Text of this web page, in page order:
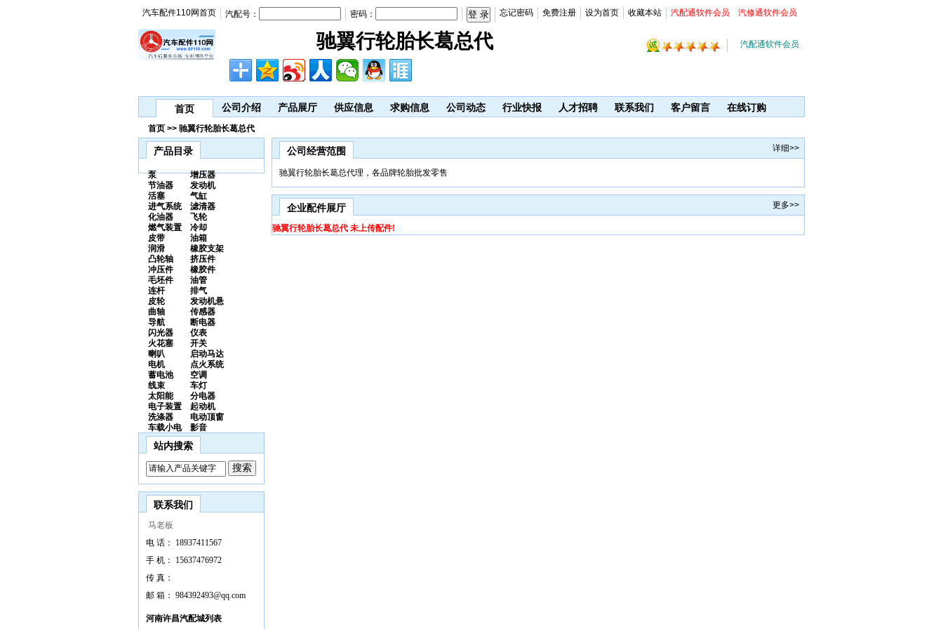
驰翼行轮胎长葛总代 汽配通软件会员
汽车配件110网首页 汽配号： 密码： 忘记密码 免费注册 设为首页 收藏本站 汽配通软件会员 汽修通软件会员
首页 公司介绍 产品展厅 供应信息 求购信息 公司动态 行业快报 人才招聘 联系我们 客户留言 在线订购
首页 >> 驰翼行轮胎长葛总代
产品目录
泵
增压器
节油器
发动机
活塞
气缸
进气系统
滤清器
化油器
飞轮
燃气装置
冷却
皮带
油箱
润滑
橡胶支架
凸轮轴
挤压件
冲压件
橡胶件
毛坯件
油管
连杆
排气
皮轮
发动机悬
曲轴
传感器
导航
断电器
闪光器
仪表
火花塞
开关
喇叭
启动马达
电机
点火系统
蓄电池
空调
线束
车灯
太阳能
分电器
电子装置
起动机
洗涤器
电动顶窗
车载小电
影音
站内搜索
联系我们
马老板
电 话：
18937411567
手 机：
15637476972
传 真：
邮 箱： 984392493@qq.com
河南许昌汽配城列表
公司经营范围 详细>>
驰翼行轮胎长葛总代理，各品牌轮胎批发零售
企业配件展厅 更多>>
驰翼行轮胎长葛总代 未上传配件!